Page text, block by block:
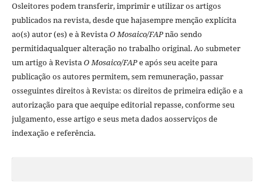
Osleitores podem transferir, imprimir e utilizar os artigos
publicados na revista, desde que hajasempre menção explí­cita
ao(s) autor (es) e à RevistaO Mosaico/FAPnão sendo
permitidaqualquer alteração no trabalho original. Ao submeter
um artigo à RevistaO Mosaico/FAPe após seu aceite para
publicação os autores permitem, sem remuneração, passar
osseguintes direitos à Revista: os direitos de primeira edição e a
autorização para que aequipe editorial repasse, conforme seu
julgamento, esse artigo e seus meta dados aosserviços de
indexação e referência.